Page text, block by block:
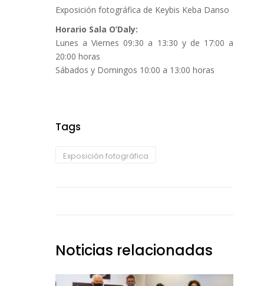
Exposición fotográfica de Keybis Keba Danso
Horario Sala O’Daly:
Lunes a Viernes 09:30 a 13:30 y de 17:00 a
20:00 horas
Sábados y Domingos 10:00 a 13:00 horas
Tags
Exposición fotográfica
Noticias relacionadas